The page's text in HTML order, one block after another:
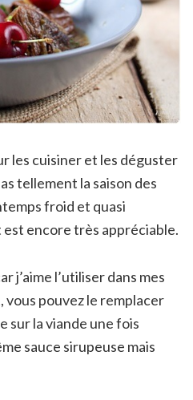
les cuisiner et les déguster
tellement la saison des
froid et quasi
encore très appréciable.
j’aime l’utiliser dans mes
vous pouvez le remplacer
sur la viande une fois
sauce sirupeuse mais